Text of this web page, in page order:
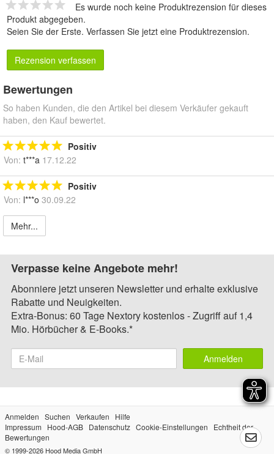
Es wurde noch keine Produktrezension für dieses
Produkt abgegeben.
Seien Sie der Erste. Verfassen Sie jetzt eine Produktrezension.
Rezension verfassen
Bewertungen
So haben Kunden, die den Artikel bei diesem Verkäufer gekauft
haben, den Kauf bewertet.
Positiv
Von: t***a 17.12.22
Positiv
Von: l***o 30.09.22
Mehr...
Verpasse keine Angebote mehr!
Abonniere jetzt unseren Newsletter und erhalte exklusive
Rabatte und Neuigkeiten.
Extra-Bonus: 60 Tage Nextory kostenlos - Zugriff auf 1,4
Mio. Hörbücher & E-Books.*
Anmelden
Anmelden Suchen Verkaufen
Hilfe
Impressum
Hood-AGB Datenschutz Cookie-Einstellungen
Echtheit der
Bewertungen
© 1999-2026 Hood Media GmbH